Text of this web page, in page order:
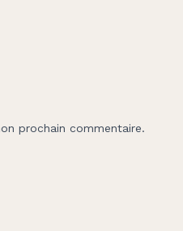
prochain commentaire.